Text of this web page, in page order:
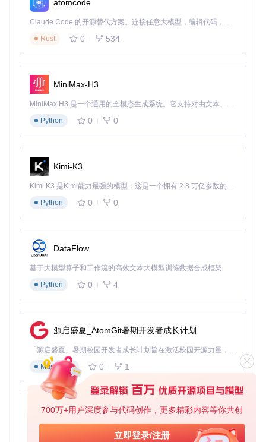
700万+用户深度参与代码创作，更多精彩内容等你共创
立即登录/注册
SD卡性能要求
10MB/s的持续写入速度
缓存设置优化 ：通过修改配置文件
实战应用的场景化方案
景和需求。
家庭共享游戏库搭建方法
对于拥有多台Switch的家庭用户，搭建本地游戏共享服务器是
高效的解决方案：
安装Nginx或Apache HTTP服务器
创建共享目录/var/www/switch/games并设置适当权
限
配置端口转发和防火墙规则
客户端配置 ：
浏览游戏列表并选择安装
离线安装包制作策略
针对网络条件有限的用户，Awoo Installer支持制作完整的离
线安装包：
制作步骤：
在联网设备上下载游戏文件和所有依赖
使用工具自带的打包功能创建整合安装包
文件复制到SD卡根目录
atomcode
Claude Code 的开源替代方案。连接任意大模型，编辑代码，运行命令，自动验证 — 全自动执行。用 Rust 构建，极致性能。 ｜ An open-source alternative to Claude Code. Connect any LLM, edit code, run commands, and verify changes — autonomously. Built in Rust for speed. Get Started
Rust
0 534
MiniMax-H3
MiniMax H3 是一个通用的全模态生成系统。它支持对由文本、图像、视频和音频组成的多模态上下文进行统一理解，并能生成分辨率高达 2K、时长可达 15 秒的带原生立体声音频的视频。得益于面向任务泛化的系统设计，H3 在预训练阶段就已具备广泛的多模态上下文理解与生成能力，能够出色地执行复杂的多模态指令。
Python
0 0
Kimi-K3
Kimi K3 是Kimi能力最强的模型：这是一个拥有 2.8 万亿参数的混合专家（MoE）模型，具备原生视觉理解能力，并支持 100 万 token 的上下文窗口。
Python
0 0
DataFlow
基于大模型算子和工作流的高效文本大模型训练数据合成框架
Python
0 4
源启盛夏_AtomGit暑期开发者成长计划
「源启盛夏」暑期校园开发者成长计划旨在激活校园开源力量，通过积分激励、认证扶持、资源倾斜等形式，引导高校组织和开发者完成「入驻 — 建项目 — 做贡献 — 获认证 — 得资源」的完整闭环。无论你是想带领社团入驻平台的组织者，还是希望用代码贡献证明自己的开发者，都能在这里找到属于你的成长路径。
Markdown
0 1
py-xiaozhi
基于Python的Xiaozhi AI，适用于想要完整Xiaozhi体验而无需拥有专用硬件的用户。